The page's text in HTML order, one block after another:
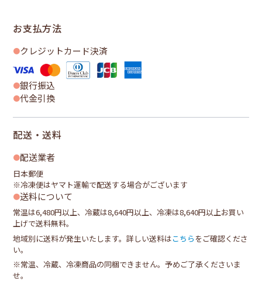
お支払方法
クレジットカード決済
銀行振込
代金引換
配送・送料
配送業者
日本郵便
※冷凍便はヤマト運輸で配送する場合がございます
送料について
常温は6,480円以上、冷蔵は8,640円以上、冷凍は8,640円以上お買い
上げで送料無料。
地域別に送料が発生いたします。詳しい送料はこちら をご確認くださ
い。
※常温、冷蔵、冷凍商品の同梱できません。予めご了承くださいま
せ。